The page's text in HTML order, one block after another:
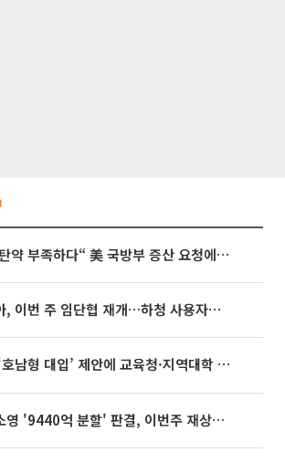
[특징주] “탄약 부족하다“ 美 국방부 증산 요청에⋯국내 방산주 급등세
현대차·기아, 이번 주 임단협 재개…하청 사용자성 재심도 ‘변수’
형 대입’ 제안에 교육청·지역대학 서·논술형 입시 연계 '착수'
최태원·노소영 '9440억 분할' 판결, 이번주 재상고 여부 주목